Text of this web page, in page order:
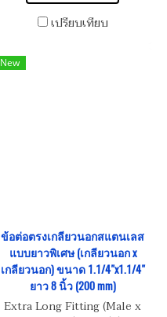
เปรียบเทียบ
New
ข้อต่อตรงเกลียวนอกสแตนเลส
แบบยาวพิเศษ (เกลียวนอก x
เกลียวนอก) ขนาด 1.1/4"x1.1/4"
ยาว 8 นิ้ว (200 mm)
Extra Long Fitting (Male x